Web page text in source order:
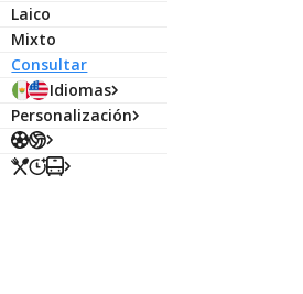
Laico
Mixto
Consultar
Idiomas
Personalización